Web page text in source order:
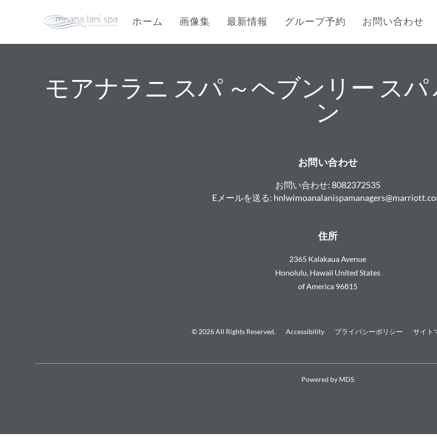
ホーム 画像集 最新情報 グループ予約 お問い合わせ
モアナラニ スパ ～ヘブンリー ス
ン
お問い合わせ
お問い合わせ: 8082372535
Eメールを送る:
住所
2365 Kalakaua Avenue
Honolulu, Hawaii United States
of America 96815
© 2026 All Rights Reserved. Accessibility プライバシーポリシー サイト
Powered by MDS